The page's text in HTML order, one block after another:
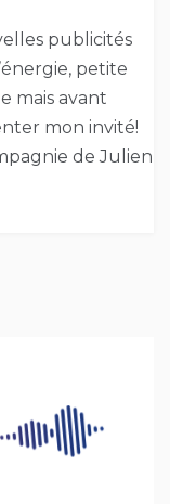
publicités
petite
mais avant
mon invité!
de Julien